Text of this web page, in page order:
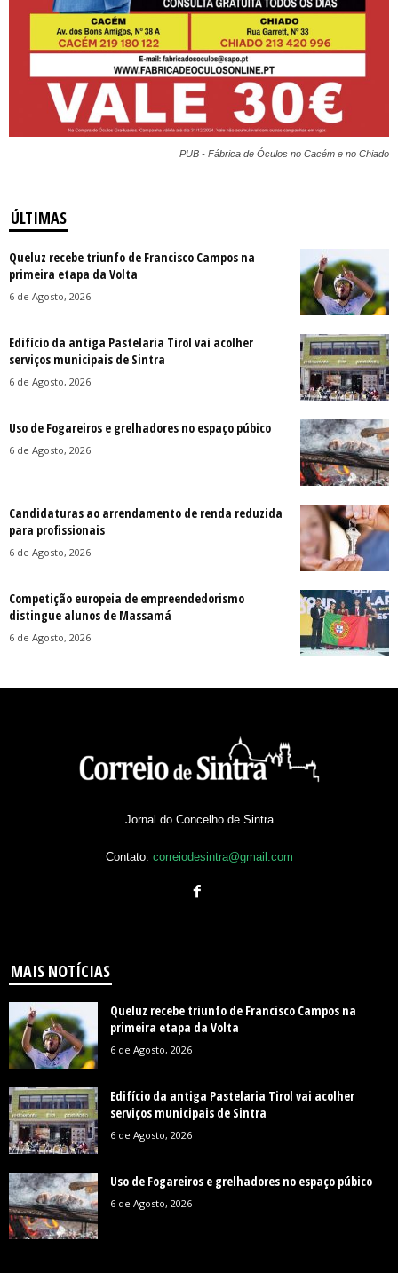
PUB - Fábrica de Óculos no Cacém e no Chiado
ÚLTIMAS
Queluz recebe triunfo de Francisco Campos na
primeira etapa da Volta
6 de Agosto, 2026
Edifício da antiga Pastelaria Tirol vai acolher
serviços municipais de Sintra
6 de Agosto, 2026
Uso de Fogareiros e grelhadores no espaço púbico
6 de Agosto, 2026
Candidaturas ao arrendamento de renda reduzida
para profissionais
6 de Agosto, 2026
Competição europeia de empreendedorismo
distingue alunos de Massamá
6 de Agosto, 2026
Jornal do Concelho de Sintra
Contato: correiodesintra@gmail.com
MAIS NOTÍCIAS
Queluz recebe triunfo de Francisco Campos na
primeira etapa da Volta
6 de Agosto, 2026
Edifício da antiga Pastelaria Tirol vai acolher
serviços municipais de Sintra
6 de Agosto, 2026
Uso de Fogareiros e grelhadores no espaço púbico
6 de Agosto, 2026